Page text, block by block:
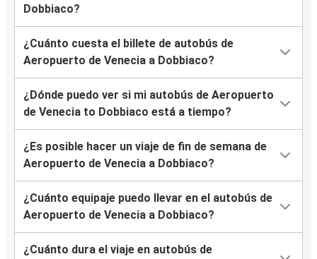
Dobbiaco?
¿Cuánto cuesta el billete de autobús de
Aeropuerto de Venecia a Dobbiaco?
¿Dónde puedo ver si mi autobús de Aeropuerto
de Venecia to Dobbiaco está a tiempo?
¿Es posible hacer un viaje de fin de semana de
Aeropuerto de Venecia a Dobbiaco?
¿Cuánto equipaje puedo llevar en el autobús de
Aeropuerto de Venecia a Dobbiaco?
¿Cuánto dura el viaje en autobús de